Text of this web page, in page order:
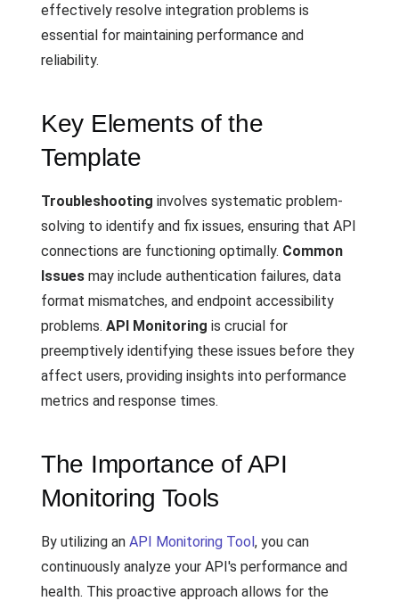
effectively resolve integration problems is
essential for maintaining performance and
reliability.
Key Elements of the
Template
Troubleshooting involves systematic problem-
solving to identify and fix issues, ensuring that API
connections are functioning optimally. Common
Issues may include authentication failures, data
format mismatches, and endpoint accessibility
problems. API Monitoring is crucial for
preemptively identifying these issues before they
affect users, providing insights into performance
metrics and response times.
The Importance of API
Monitoring Tools
By utilizing an API Monitoring Tool, you can
continuously analyze your API's performance and
health. This proactive approach allows for the